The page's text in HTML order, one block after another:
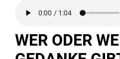
WER ODER